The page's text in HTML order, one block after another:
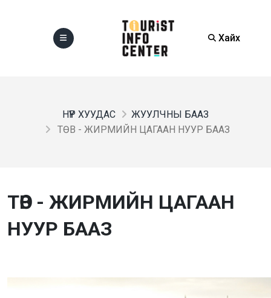
Хайх
НҮҮР ХУУДАС
ЖУУЛЧНЫ БААЗ
ТӨВ - ЖИРМИЙН ЦАГААН НУУР БААЗ
ТӨВ - ЖИРМИЙН ЦАГААН
НУУР БААЗ